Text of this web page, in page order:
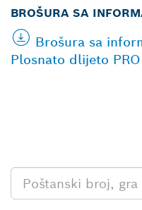
BROŠURA SA
Brošura sa
Plosnato dlijeto